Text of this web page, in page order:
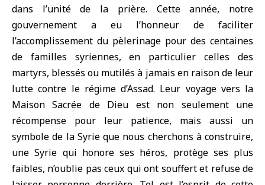
dans l’unité de la prière. Cette année, notre
gouvernement a eu l’honneur de faciliter
l’accomplissement du pèlerinage pour des centaines
de familles syriennes, en particulier celles des
martyrs, blessés ou mutilés à jamais en raison de leur
lutte contre le régime d’Assad. Leur voyage vers la
Maison Sacrée de Dieu est non seulement une
récompense pour leur patience, mais aussi un
symbole de la Syrie que nous cherchons à construire,
une Syrie qui honore ses héros, protège ses plus
faibles, n’oublie pas ceux qui ont souffert et refuse de